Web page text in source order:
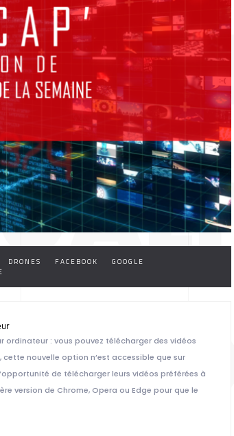
DRONES FACEBOOK
GOOGLE
: vous pouvez télécharger des vidéos
cette nouvelle option n’est accessible que sur
de télécharger leurs vidéos préférées à
version de Chrome, Opera ou Edge pour que le